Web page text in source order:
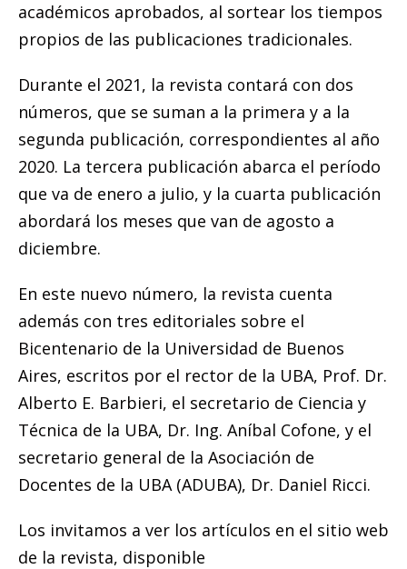
académicos aprobados, al sortear los tiempos
propios de las publicaciones tradicionales.
Durante el 2021, la revista contará con dos
números, que se suman a la primera y a la
segunda publicación, correspondientes al año
2020. La tercera publicación abarca el período
que va de enero a julio, y la cuarta publicación
abordará los meses que van de agosto a
diciembre.
En este nuevo número, la revista cuenta
además con tres editoriales sobre el
Bicentenario de la Universidad de Buenos
Aires, escritos por el rector de la UBA, Prof. Dr.
Alberto E. Barbieri, el secretario de Ciencia y
Técnica de la UBA, Dr. Ing. Aníbal Cofone, y el
secretario general de la Asociación de
Docentes de la UBA (ADUBA), Dr. Daniel Ricci.
Los invitamos a ver los artículos en el sitio web
de la revista, disponible